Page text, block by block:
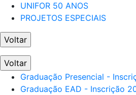
UNIFOR 50 ANOS
PROJETOS ESPECIAIS
Voltar
Voltar
Graduação Presencial -
Graduação EAD - Inscrição